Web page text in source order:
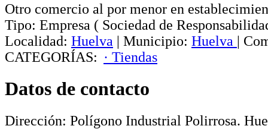
Otro comercio al por menor en
Tipo: Empresa ( Sociedad de
Localidad: Huelva | Municipio: Huelva |
CATEGORÍAS: · Tiendas
Datos de contacto
Dirección: Polígono Industrial Polirrosa.